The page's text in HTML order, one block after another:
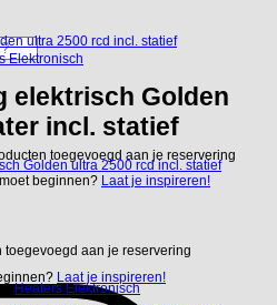
toegevoegd aan je reservering
beginnen?
Laat je inspireren!
aan je reservering
Laat je inspireren!
Elektronisch
elektrisch Golden
incl. statief
Heaters Elektronisch